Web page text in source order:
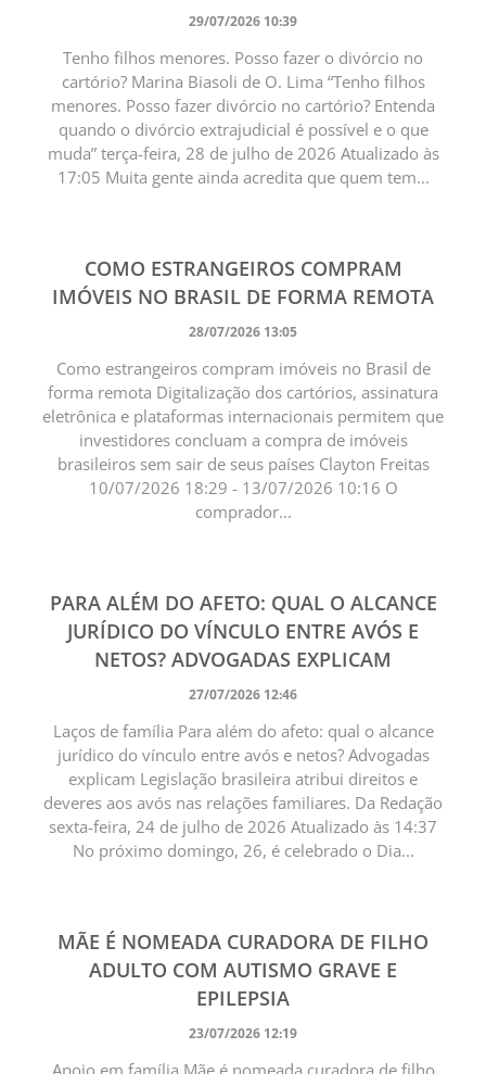
29/07/2026 10:39
Tenho filhos menores. Posso fazer o divórcio no
cartório? Marina Biasoli de O. Lima “Tenho filhos
menores. Posso fazer divórcio no cartório? Entenda
quando o divórcio extrajudicial é possível e o que
muda” terça-feira, 28 de julho de 2026 Atualizado às
17:05 Muita gente ainda acredita que quem tem...
COMO ESTRANGEIROS COMPRAM
IMÓVEIS NO BRASIL DE FORMA REMOTA
28/07/2026 13:05
Como estrangeiros compram imóveis no Brasil de
forma remota Digitalização dos cartórios, assinatura
eletrônica e plataformas internacionais permitem que
investidores concluam a compra de imóveis
brasileiros sem sair de seus países Clayton Freitas
10/07/2026 18:29 - 13/07/2026 10:16 O
comprador...
PARA ALÉM DO AFETO: QUAL O ALCANCE
JURÍDICO DO VÍNCULO ENTRE AVÓS E
NETOS? ADVOGADAS EXPLICAM
27/07/2026 12:46
Laços de família Para além do afeto: qual o alcance
jurídico do vínculo entre avós e netos? Advogadas
explicam Legislação brasileira atribui direitos e
deveres aos avós nas relações familiares. Da Redação
sexta-feira, 24 de julho de 2026 Atualizado às 14:37
No próximo domingo, 26, é celebrado o Dia...
MÃE É NOMEADA CURADORA DE FILHO
ADULTO COM AUTISMO GRAVE E
EPILEPSIA
23/07/2026 12:19
Apoio em família Mãe é nomeada curadora de filho